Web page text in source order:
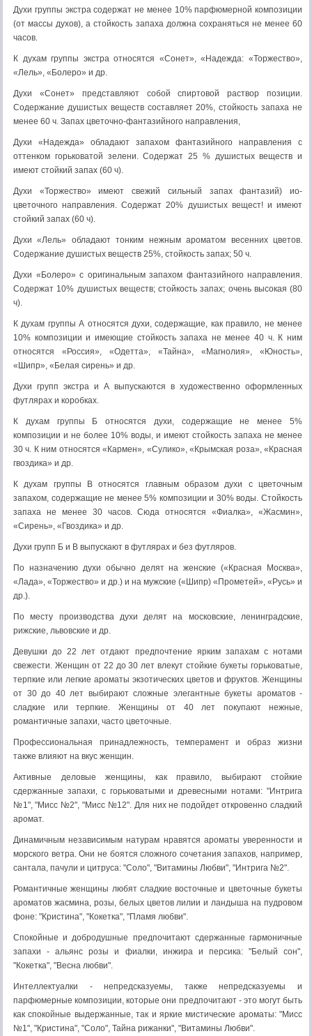
Духи группы экстра содержат не менее 10% парфюмерной композиции
(от массы духов), а стойкость запаха должна сохраняться не менее 60
часов.
К духам группы экстра относятся «Сонет», «Надежда: «Торжество»,
«Лель», «Болеро» и др.
Духи «Сонет» представляют собой спиртовой раствор позиции.
Содержание душистых веществ составляет 20%, стой­кость запаха не
менее 60 ч. Запах цветочно-фантазийного на­правления,
Духи «Надежда» обладают запахом фантазийного направ­ления с
оттенком горьковатой зелени. Содержат 25 % души­стых веществ и
имеют стойкий запах (60 ч).
Духи «Торжество» имеют свежий сильный запах фантазий) ио-
цветочного направления. Содержат 20% душистых вещест! и имеют
стойкий запах (60 ч).
Духи «Лель» обладают тонким нежным ароматом весенних цветов.
Содержание душистых веществ 25%, стойкость запах; 50 ч.
Духи «Болеро» с оригинальным запахом фантазийного направления.
Содержат 10% душистых веществ; стойкость запах; очень высокая (80
ч).
К духам группы А относятся духи, содержащие, как правило, не менее
10% композиции и имеющие стойкость запа­ха не менее 40 ч. К ним
относятся «Россия», «Одетта», «Тайна», «Магнолия», «Юность»,
«Шипр», «Белая сирень» и др.
Духи групп экстра и А выпускаются в художественно оформ­ленных
футлярах и коробках.
К духам группы Б относятся духи, содержащие не ме­нее 5%
композиции и не более 10% воды, и имеют стойкость за­паха не менее
30 ч. К ним относятся «Кармен», «Сулико», «Крымская роза», «Красная
гвоздика» и др.
К духам группы В относятся главным образом духи с цветочным
запахом, содержащие не менее 5% композиции и 30% воды. Стойкость
запаха не менее 30 часов. Сюда относятся «Фиалка», «Жасмин»,
«Сирень», «Гвоздика» и др.
Духи групп Б и В выпускают в футлярах и без футляров.
По назначению духи обычно делят на женские («Красная Москва»,
«Лада», «Торжество» и др.) и на мужские («Шипр) «Прометей», «Русь» и
др.).
По месту производства духи делят на московские, ленинградские,
рижские, львовские и др.
Девушки до 22 лет отдают предпочтение ярким запахам с нотами
свежести. Женщин от 22 до 30 лет влекут стойкие букеты горьковатые,
терпкие или легкие ароматы экзотических цветов и фруктов. Женщины
от 30 до 40 лет выбирают сложные элегантные букеты ароматов -
сладкие или терпкие. Женщины от 40 лет покупают нежные,
романтичные запахи, часто цветочные.
Профессиональная принадлежность, темперамент и образ жизни
также влияют на вкус женщин.
Активные деловые женщины, как правило, выбирают стойкие
сдержанные запахи, с горьковатыми и древесными нотами: "Интрига
№1", "Мисс №2", "Мисс №12". Для них не подойдет откровенно сладкий
аромат.
Динамичным независимым натурам нравятся ароматы уверенности и
морского ветра. Они не боятся сложного сочетания запахов, например,
сантала, пачули и цитруса: "Соло", "Витамины Любви", "Интрига №2".
Романтичные женщины любят сладкие восточные и цветочные букеты
ароматов жасмина, розы, белых цветов лилии и ландыша на пудровом
фоне: "Кристина", "Кокетка", "Пламя любви".
Спокойные и добродушные предпочитают сдержанные гармоничные
запахи - альянс розы и фиалки, инжира и персика: "Белый сон",
"Кокетка", "Весна любви".
Интеллектуалки - непредсказуемы, также непредсказуемы и
парфюмерные композиции, которые они предпочитают - это могут быть
как спокойные выдержанные, так и яркие мистические ароматы: "Мисс
№1", "Кристина", "Соло", Тайна рижанки", "Витамины Любви".